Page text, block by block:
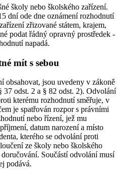
školy nebo školského zařízení.
dní ode dne oznámení rozhodnutí
zřizované státem, krajem,
podat řádný opravný prostředek -
napadá.
mít s sebou
obsahovat, jsou uvedeny v zákoně
37 odst. 2 a § 82 odst. 2). Odvolání
kterému rozhodnutí směřuje, v
je spatřován rozpor s právními
nebo řízení, jež mu
datum narození a místo
kterého se odvolání proti
ze školy nebo školského
Součástí odvolání musí
podává.